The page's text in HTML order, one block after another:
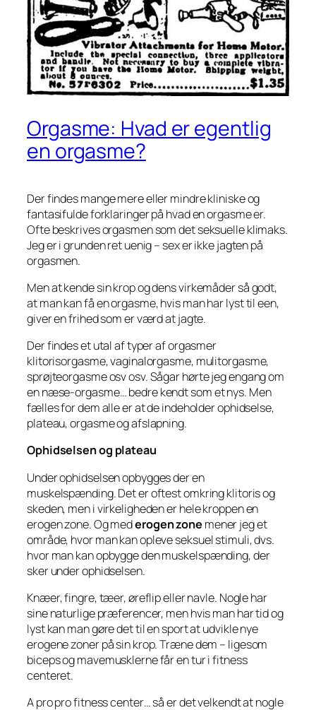
Orgasme: Hvad er egentlig
en orgasme?
Der findes mange mere eller mindre kliniske og
fantasifulde forklaringer på hvad en orgasme er.
Ofte beskrives orgasmen som det seksuelle klimaks.
Jeg er i grunden ret uenig – sex er ikke jagten på
orgasmen.
Men at kende sin krop og dens virkemåder så godt,
at man kan få en orgasme, hvis man har lyst til een,
giver en frihed som er værd at jagte.
Der findes et utal af typer af orgasmer
klitorisorgasme, vaginalorgasme, mulitorgasme,
sprøjteorgasme osv osv. Sågar hørte jeg engang om
en næse-orgasme… bedre kendt som et nys. Men
fælles for dem alle er at de indeholder ophidselse,
plateau, orgasme og afslapning.
Ophidselsen og plateau
Under ophidselsen opbygges der en
muskelspænding. Det er oftest omkring klitoris og
skeden, men i virkeligheden er hele kroppen en
erogen zone. Og mederogen zone mener jeg et
område, hvor man kan opleve seksuel stimuli, dvs.
hvor man kan opbygge den muskelspænding, der
sker under ophidselsen.
Knæer, fingre, tæer, øreflip eller navle. Nogle har
sine naturlige præferencer, men hvis man har tid og
lyst kan man gøre det til en sport at udvikle nye
erogene zoner på sin krop. Træne dem – ligesom
biceps og mavemusklerne får en tur i fitness
centeret.
A pro pro fitness center… så er det velkendt at nogle